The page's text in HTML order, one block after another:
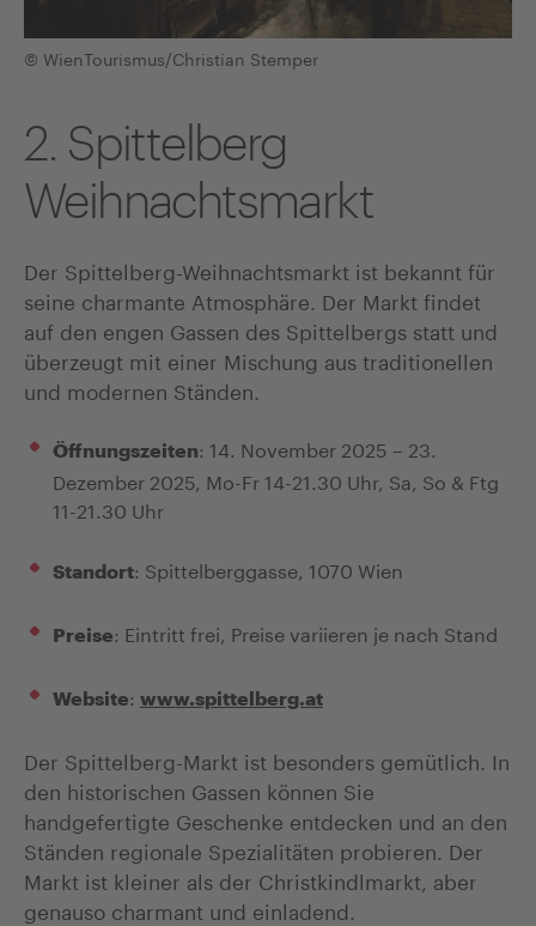
© WienTourismus/Christian Stemper
2. Spittelberg
Weihnachtsmarkt
Der Spittelberg-Weihnachtsmarkt ist bekannt für
seine charmante Atmosphäre. Der Markt findet
auf den engen Gassen des Spittelbergs statt und
überzeugt mit einer Mischung aus traditionellen
und modernen Ständen.
Öffnungszeiten: 14. November 2025 – 23.
Dezember 2025, Mo-Fr 14-21.30 Uhr, Sa, So & Ftg
11-21.30 Uhr
Standort: Spittelberggasse, 1070 Wien
Preise: Eintritt frei, Preise variieren je nach Stand
Website: www.spittelberg.at
Der Spittelberg-Markt ist besonders gemütlich. In
den historischen Gassen können Sie
handgefertigte Geschenke entdecken und an den
Ständen regionale Spezialitäten probieren. Der
Markt ist kleiner als der Christkindlmarkt, aber
genauso charmant und einladend.